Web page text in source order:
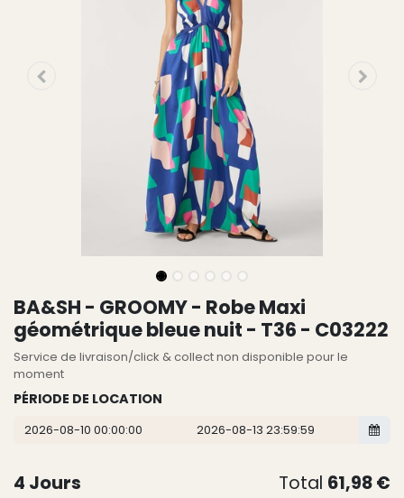
BA&SH - GROOMY - Robe Maxi
géométrique bleue nuit - T36 - C03222
Service de livraison/click & collect non disponible pour le
moment
PÉRIODE DE LOCATION
4 Jours Total 61,98€